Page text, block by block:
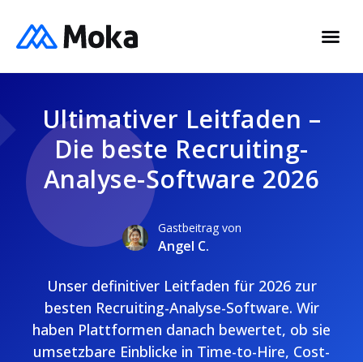
Ultimativer Leitfaden –
Die beste Recruiting-
Analyse-Software 2026
Gastbeitrag von
Angel C.
Unser definitiver Leitfaden für 2026 zur
besten Recruiting-Analyse-Software. Wir
haben Plattformen danach bewertet, ob sie
umsetzbare Einblicke in Time-to-Hire, Cost-